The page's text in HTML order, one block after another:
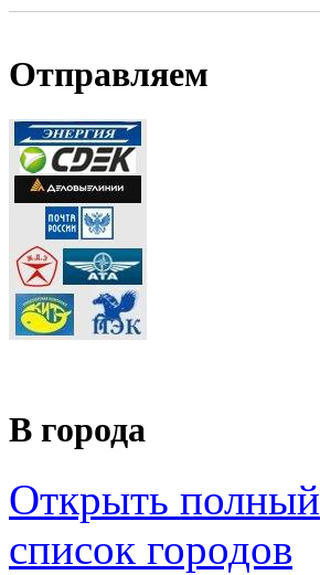
Отправляем
В города
Открыть полный
список городов